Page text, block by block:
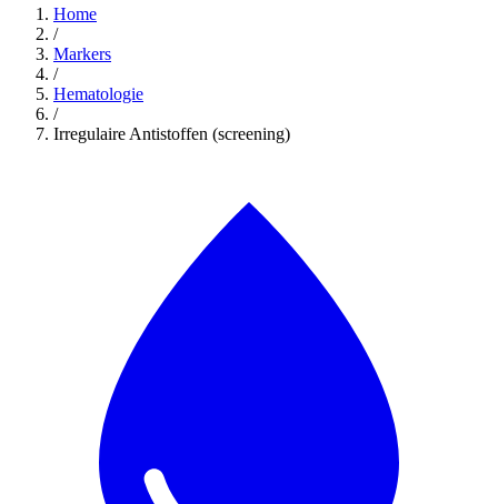
Home
/
Markers
/
Hematologie
/
Irregulaire Antistoffen (screening)